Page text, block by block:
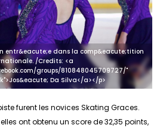
entr&eacute;e dans la comp&eacute;tition
/Credits: <a
groups/810848045709727/"
Da Silva</a></p>
furent les novices Skating Graces.
ont obtenu un score de 32,35 points,